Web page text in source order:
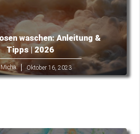
waschen: Anleitung &
Tipps | 2026
Micha Oktober 16, 2023